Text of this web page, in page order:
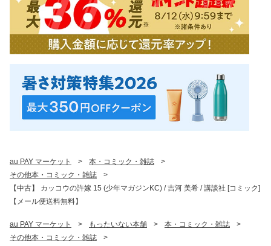
au PAY マーケット > 本・コミック・雑誌
>
その他本・コミック・雑誌
>
【中古】 カッコウの許嫁 15 (少年マガジンKC) / 吉河 美希 / 講談社 [コミック]
【メール便送料無料】
au PAY マーケット > もったいない本舗 > 本・コミック・雑誌
>
その他本・コミック・雑誌
>